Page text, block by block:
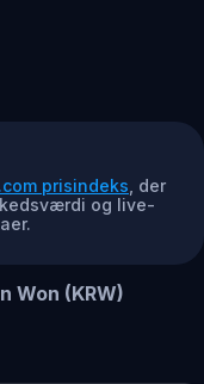
prisindeks , der
og live-
Won (KRW)